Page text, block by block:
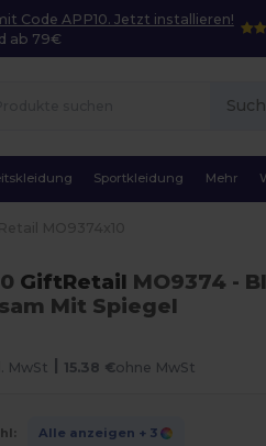
Code APP10. Jetzt installieren!
ab 79€
Sportkleidung Mehr
GiftRetail MO9374 -
Mit Spiegel
MwSt | 15.38 €ohne MwSt
Alle anzeigen + 3